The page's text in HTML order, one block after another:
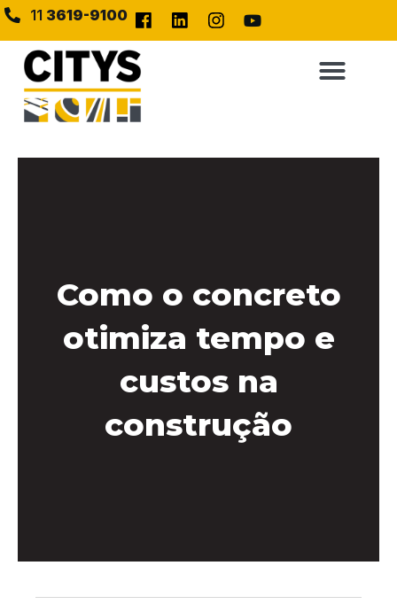
11 3619-9100
Como o concreto
otimiza tempo e
custos na
construção